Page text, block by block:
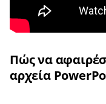
Πώς να
αρχεία